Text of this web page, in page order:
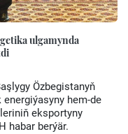
ulgamynda
Özbegistanyň
hem-de
eksportyny
habar berýär.